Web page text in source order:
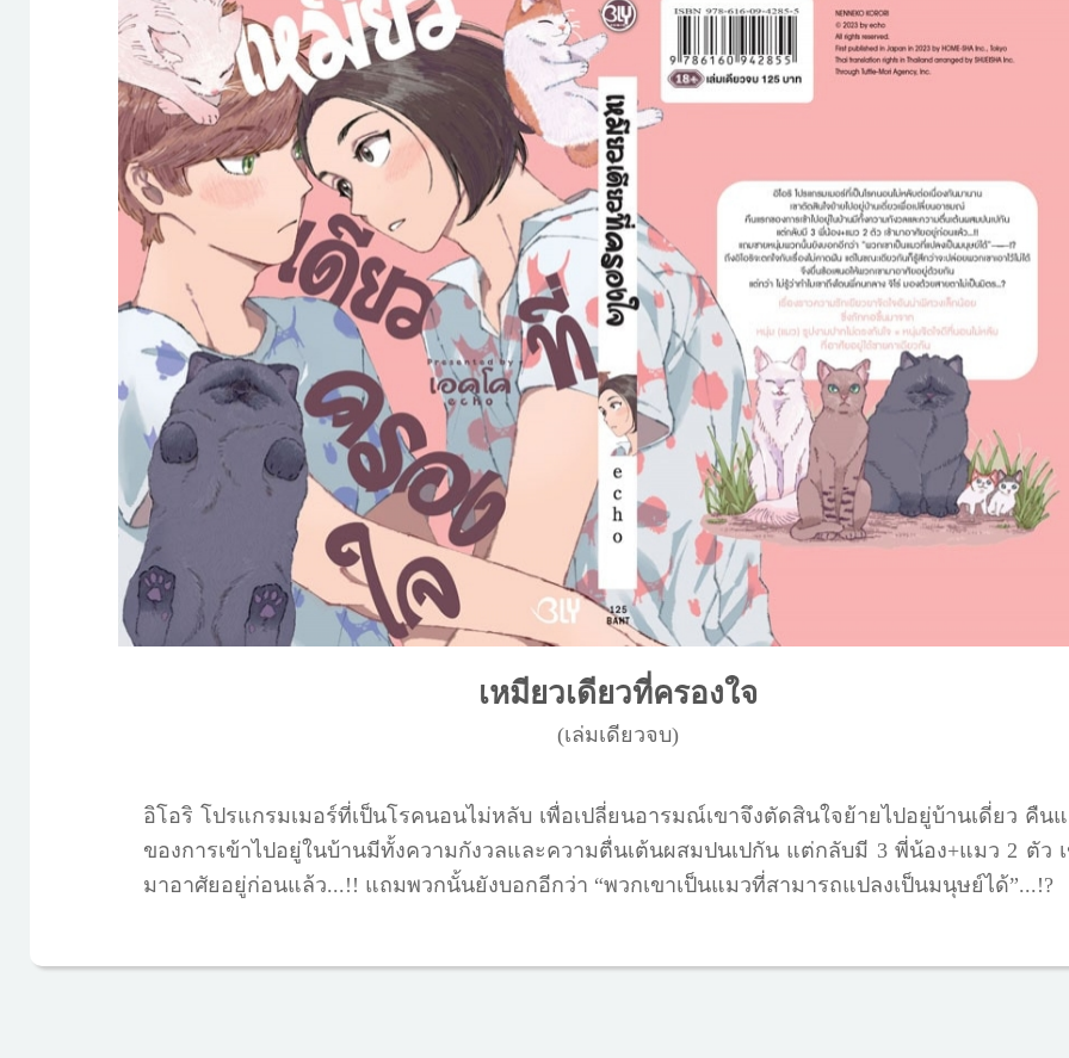
เหมียวเดียวที่ครองใจ
(เล่มเดียวจบ)
อิโอริ โปรแกรมเมอร์ที่เป็นโรคนอนไม่หลับ เพื่อเปลี่ยนอารมณ์เขาจึงตัดสินใจย้ายไปอยู่บ้านเดี่ยว คืน
ของการเข้าไปอยู่ในบ้านมีทั้งความกังวลและความตื่นเต้นผสมปนเปกัน แต่กลับมี 3 พี่น้อง+แมว 2 ตัว
มาอาศัยอยู่ก่อนแล้ว...!! แถมพวกนั้นยังบอกอีกว่า “พวกเขาเป็นแมวที่สามารถแปลงเป็นมนุษย์ได้”...!?